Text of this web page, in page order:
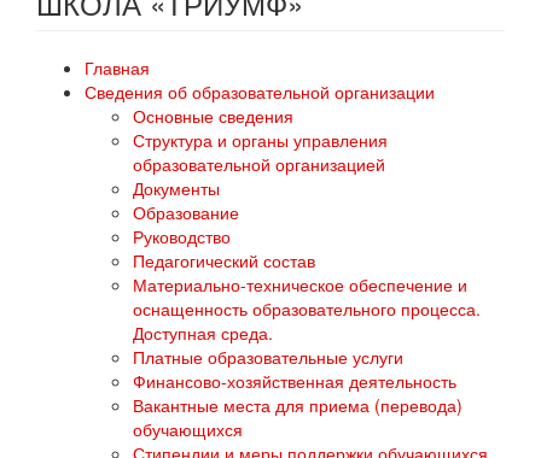
Главная
Сведения об образовательной организации
Основные сведения
Структура и органы управления
образовательной организацией
Документы
Образование
Руководство
Педагогический состав
Материально-техническое обеспечение и
оснащенность образовательного процесса.
Доступная среда.
Платные образовательные услуги
Финансово-хозяйственная деятельность
Вакантные места для приема (перевода)
обучающихся
Стипендии и меры поддержки обучающихся